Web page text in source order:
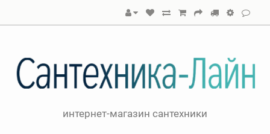
интернет-магазин сантехники